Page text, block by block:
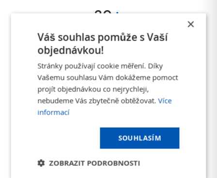
20 +
let zkušeností na trhu
125 000+
zákazníků
vracejících se zákazníků
5+
×
Váš souhlas pomůže s Vaší
objednávkou!
Stránky používají cookie měření. Díky
Vašemu souhlasu Vám dokážeme pomoct
projít objednávkou co nejrychleji,
nebudeme Vás zbytečně obtěžovat.Více
informací
SOUHLASÍM
ZOBRAZIT PODROBNOSTI